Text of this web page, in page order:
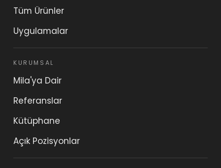
Tüm Ürünler
Uygulamalar
KURUMSAL
Mila'ya Dair
Referanslar
Kütüphane
Açık Pozisyonlar